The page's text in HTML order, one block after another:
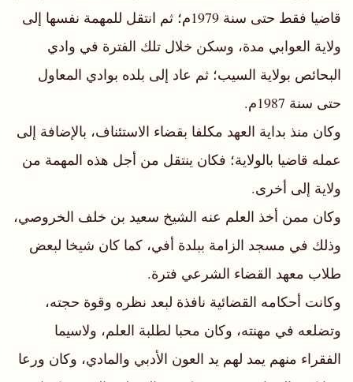
قاضيا فقط حتى سنة 1979م؛ ثم انتقل للمهمة نفسها إلى
ولاية العوابي مدة، وسكن خلال تلك الفترة في وادي
البحائص بولاية السيب؛ ثم عاد إلى بلده بوادي المعاول
حتى سنة 1987م.
وكان منذ بداية العهد مكلفا بقضاء الاستئناف، بالإضافة إلى
عمله قاضيا بالولاية؛ فكان ينتقل من أجل هذه المهمة من
ولاية إلى أخرى.
وكان ممن أخذ العلم عنه الشيخ سعيد بن خلف الخروصي،
وذلك في مسجد الزامة ببلدة أفي، كما كان شيخا لبعض
طلاب معهد القضاء الشرعي فترة.
وكانت أحكامه القضائية نافذة لبعد نظره وقوة حجته،
وتضلعه في مهنته، وكان محبا لطلبة العلم، ولاسيما
الفقراء منهم يمد لهم يد العون الأدبي والمادي، وكان ورعا